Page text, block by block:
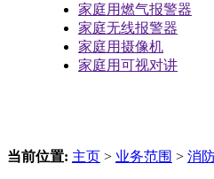
家庭用燃气报警器
家庭无线报警器
家庭用摄像机
家庭用可视对讲
当前位置: 主页 > 业务范围 > 消